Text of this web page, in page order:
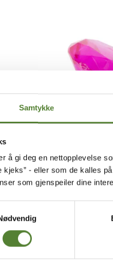
Samtykke
å gi deg en nettopplevelse
kjeks” - eller som de kalles
som gjenspeiler dine
STOR DIAMANT,
89,–